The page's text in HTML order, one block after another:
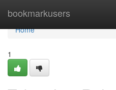
bookmarkusers
Home
Home
1